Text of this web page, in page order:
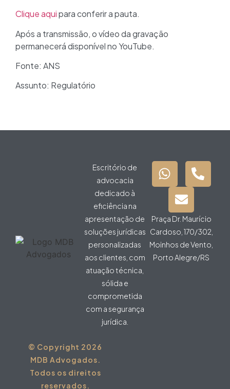
Clique aquipara conferir a pauta.
Após a transmissão, o vídeo da gravação
permanecerá disponível no YouTube.
Fonte: ANS
Assunto: Regulatório
Escritório de
advocacia
dedicado à
eficiência na
apresentação de
soluções jurídicas
personalizadas
aos clientes, com
atuação técnica,
sólida e
comprometida
com a segurança
jurídica.
Praça Dr. Maurício
Cardoso, 170/302,
Moinhos de Vento,
Porto Alegre/RS
© Copyright 2026
MDB Advogados.
Todos os direitos
reservados.